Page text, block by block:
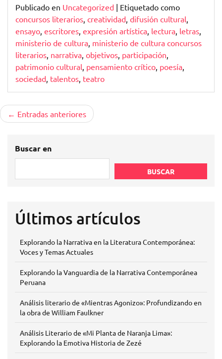
Publicado en Uncategorized | Etiquetado como
concursos literarios creatividad difusión cultural
ensayo escritores expresión artística lectura letras
ministerio de cultura ministerio de cultura concursos
literarios narrativa objetivos participación
patrimonio cultural pensamiento crítico poesía
sociedad talentos teatro
Navegación
entradas
Entradas anteriores
Buscar en
BUSCAR
Últimos artículos
Explorando la Narrativa en la Literatura Contemporánea:
Voces y Temas Actuales
Explorando la Vanguardia de la Narrativa Contemporánea
Peruana
Análisis literario de «Mientras Agonizo»: Profundizando en
la obra de William Faulkner
Análisis Literario de «Mi Planta de Naranja Lima»:
Explorando la Emotiva Historia de Zezé